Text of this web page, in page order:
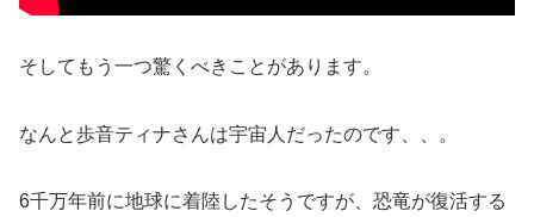
そしてもう一つ驚くべきことがあります。
なんと歩音ティナさんは宇宙人だったのです、、。
6千万年前に地球に着陸したそうですが、恐竜が復活する